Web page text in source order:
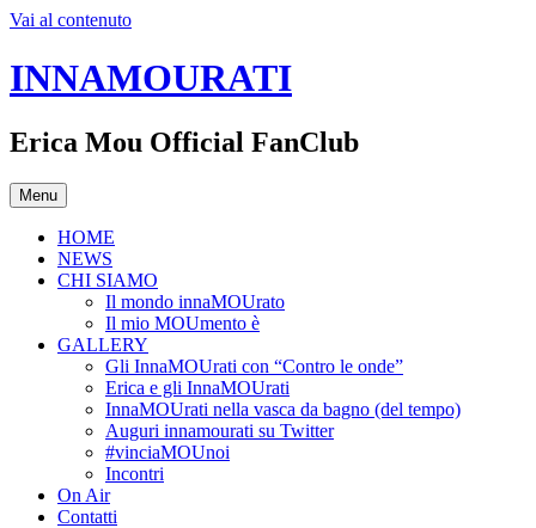
Vai al contenuto
INNAMOURATI
Erica Mou Official FanClub
Menu
HOME
NEWS
CHI SIAMO
Il mondo innaMOUrato
Il mio MOUmento è
GALLERY
Gli InnaMOUrati con “Contro le onde”
Erica e gli InnaMOUrati
InnaMOUrati nella vasca da bagno (del tempo)
Auguri innamourati su Twitter
#vinciaMOUnoi
Incontri
On Air
Contatti